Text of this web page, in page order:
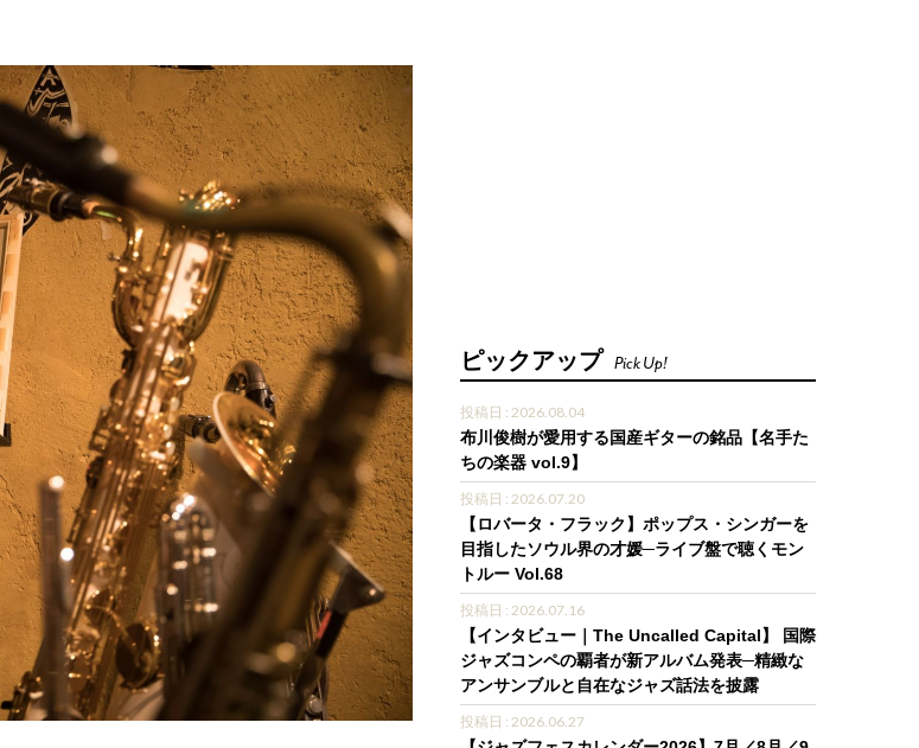
ピックアップ Pick Up!
投稿日 : 2026.08.04
布川俊樹が愛用する国産ギターの銘品【名手た
ちの楽器 vol.9】
投稿日 : 2026.07.20
【ロバータ・フラック】ポップス・シンガーを
目指したソウル界の才媛─ライブ盤で聴くモン
トルー Vol.68
投稿日 : 2026.07.16
【インタビュー｜The Uncalled Capital】 国際
ジャズコンペの覇者が新アルバム発表─精緻な
アンサンブルと自在なジャズ話法を披露
投稿日 : 2026.06.27